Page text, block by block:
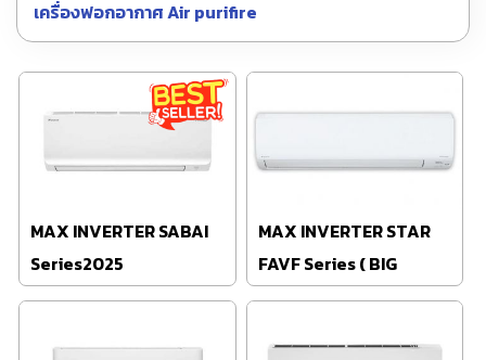
เครื่องฟอกอากาศ Air purifire
MAX INVERTER SABAI
Series2025
MAX INVERTER STAR
FAVF Series ( BIG
WALL) ⭐⭐